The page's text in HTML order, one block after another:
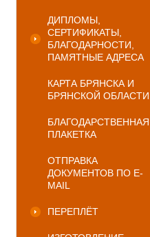
ДИПЛОМЫ,
СЕРТИФИКАТЫ,
БЛАГОДАРНОСТИ,
ПАМЯТНЫЕ АДРЕСА
КАРТА БРЯНСКА И
БРЯНСКОЙ ОБЛАСТИ
БЛАГОДАРСТВЕННАЯ
ПЛАКЕТКА
ОТПРАВКА
ДОКУМЕНТОВ ПО E-
MAIL
ПЕРЕПЛЁТ